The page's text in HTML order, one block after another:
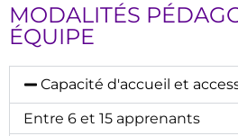
MODALITÉS
ÉQUIPE
Capacité d'accueil et
Entre 6 et 15 apprenants